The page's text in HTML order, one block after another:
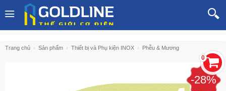
Trang chủ Sản phẩm Thiết bị và Phụ kiện INOX Phễu & Mương
-28%
0